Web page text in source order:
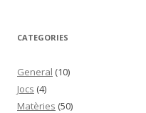
CATEGORIES
General (10)
Jocs (4)
Matèries (50)